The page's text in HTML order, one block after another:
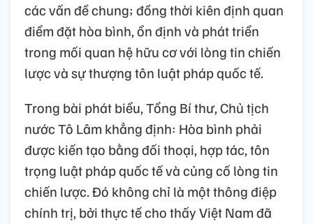
các vấn đề chung; đồng thời kiên định quan
điểm đặt hòa bình, ổn định và phát triển
trong mối quan hệ hữu cơ với lòng tin chiến
lược và sự thượng tôn luật pháp quốc tế.
Trong bài phát biểu, Tổng Bí thư, Chủ tịch
nước Tô Lâm khẳng định: Hòa bình phải
được kiến tạo bằng đối thoại, hợp tác, tôn
trọng luật pháp quốc tế và củng cố lòng tin
chiến lược. Đó không chỉ là một thông điệp
chính trị, bởi thực tế cho thấy Việt Nam đã